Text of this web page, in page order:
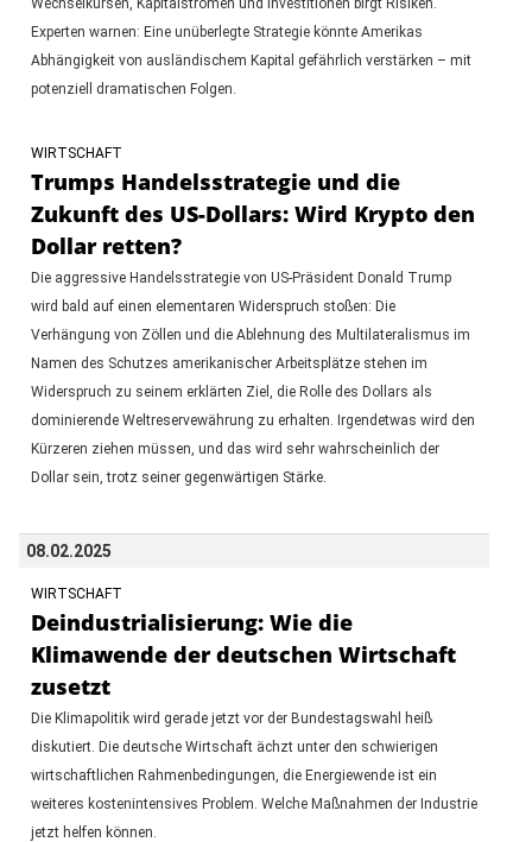
Wechselkursen, Kapitalströmen und Investitionen birgt Risiken.
Experten warnen: Eine unüberlegte Strategie könnte Amerikas
Abhängigkeit von ausländischem Kapital gefährlich verstärken – mit
potenziell dramatischen Folgen.
WIRTSCHAFT
Trumps Handelsstrategie und die
Zukunft des US-Dollars: Wird Krypto den
Dollar retten?
Die aggressive Handelsstrategie von US-Präsident Donald Trump
wird bald auf einen elementaren Widerspruch stoßen: Die
Verhängung von Zöllen und die Ablehnung des Multilateralismus im
Namen des Schutzes amerikanischer Arbeitsplätze stehen im
Widerspruch zu seinem erklärten Ziel, die Rolle des Dollars als
dominierende Weltreservewährung zu erhalten. Irgendetwas wird den
Kürzeren ziehen müssen, und das wird sehr wahrscheinlich der
Dollar sein, trotz seiner gegenwärtigen Stärke.
08.02.2025
WIRTSCHAFT
Deindustrialisierung: Wie die
Klimawende der deutschen Wirtschaft
zusetzt
Die Klimapolitik wird gerade jetzt vor der Bundestagswahl heiß
diskutiert. Die deutsche Wirtschaft ächzt unter den schwierigen
wirtschaftlichen Rahmenbedingungen, die Energiewende ist ein
weiteres kostenintensives Problem. Welche Maßnahmen der Industrie
jetzt helfen können.